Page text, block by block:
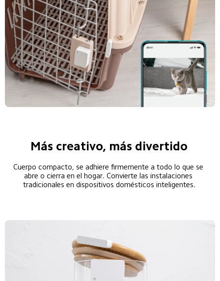
Más creativo, más divertido
Cuerpo compacto, se adhiere firmemente a todo lo que se
abre o cierra en el hogar. Convierte las instalaciones
tradicionales en dispositivos domésticos inteligentes.